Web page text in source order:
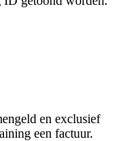
en exclusief
een factuur.